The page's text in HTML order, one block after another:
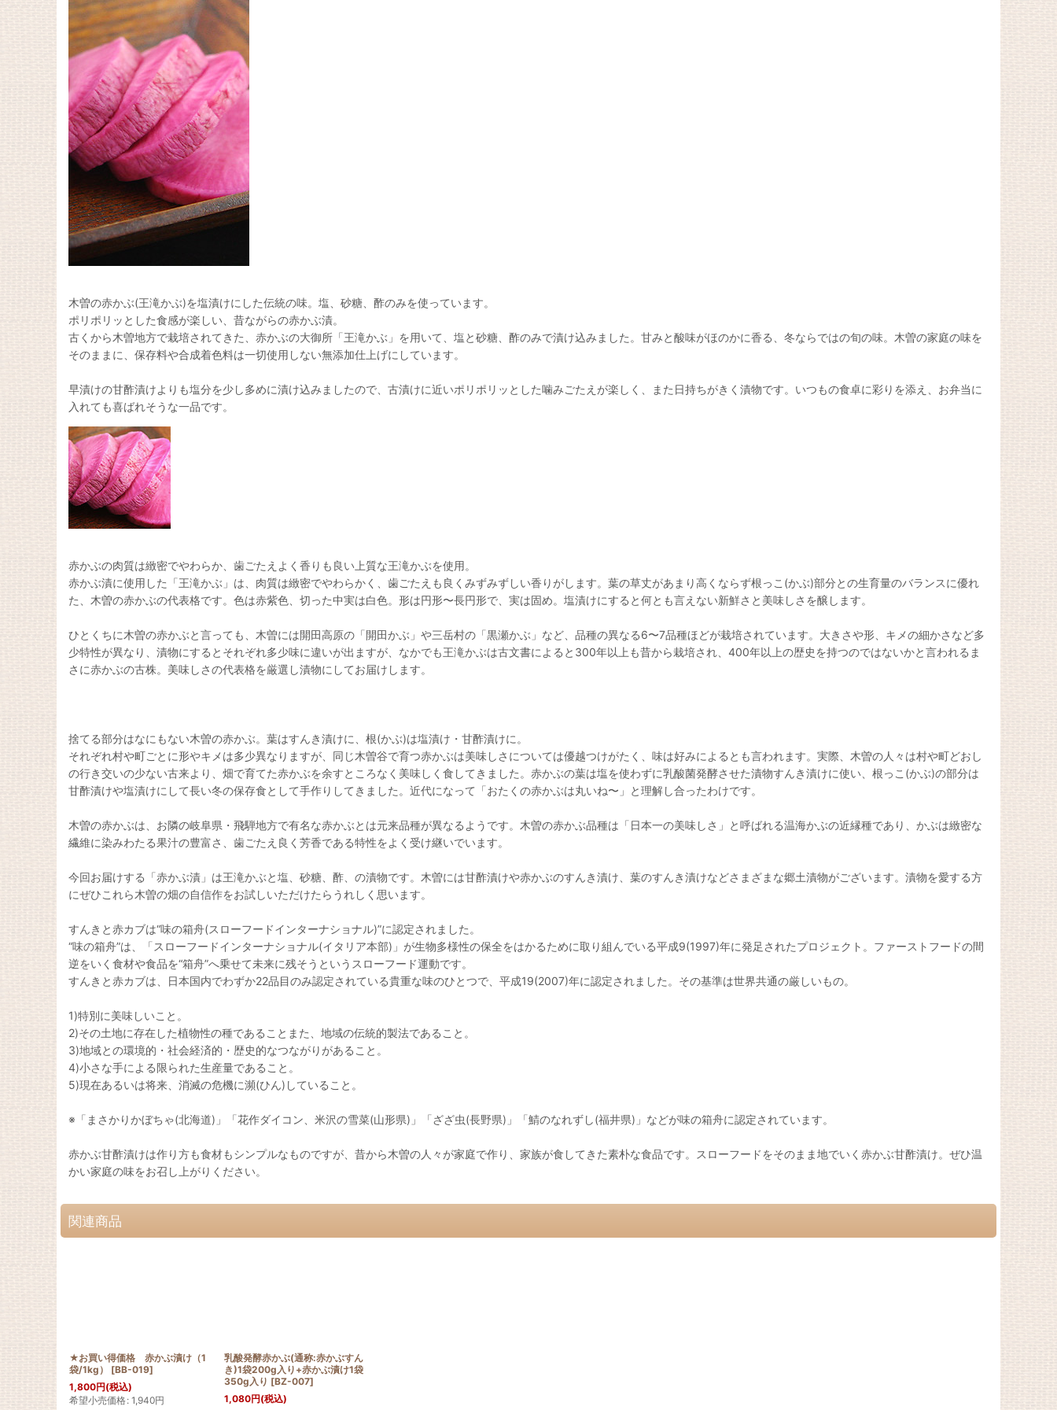
木曽の赤かぶ(王滝かぶ)を塩漬けにした伝統の味。塩、砂糖、酢のみを使っています。
ポリポリッとした食感が楽しい、昔ながらの赤かぶ漬。
古くから木曽地方で栽培されてきた、赤かぶの大御所「王滝かぶ」を用いて、塩と砂糖、酢のみで漬け込みました。甘みと酸味がほのかに香る、冬ならではの旬の味。木曽の家庭の味を
そのままに、保存料や合成着色料は一切使用しない無添加仕上げにしています。
早漬けの甘酢漬けよりも塩分を少し多めに漬け込みましたので、古漬けに近いポリポリッとした噛みごたえが楽しく、また日持ちがきく漬物です。いつもの食卓に彩りを添え、お弁当に
入れても喜ばれそうな一品です。
赤かぶの肉質は緻密でやわらか、歯ごたえよく香りも良い上質な王滝かぶを使用。
赤かぶ漬に使用した「王滝かぶ」は、肉質は緻密でやわらかく、歯ごたえも良くみずみずしい香りがします。葉の草丈があまり高くならず根っこ(かぶ)部分との生育量のバランスに優れ
た、木曽の赤かぶの代表格です。色は赤紫色、切った中実は白色。形は円形〜長円形で、実は固め。塩漬けにすると何とも言えない新鮮さと美味しさを醸します。
ひとくちに木曽の赤かぶと言っても、木曽には開田高原の「開田かぶ」や三岳村の「黒瀬かぶ」など、品種の異なる6〜7品種ほどが栽培されています。大きさや形、キメの細かさなど多
少特性が異なり、漬物にするとそれぞれ多少味に違いが出ますが、なかでも王滝かぶは古文書によると300年以上も昔から栽培され、400年以上の歴史を持つのではないかと言われるま
さに赤かぶの古株。美味しさの代表格を厳選し漬物にしてお届けします。
捨てる部分はなにもない木曽の赤かぶ。葉はすんき漬けに、根(かぶ)は塩漬け・甘酢漬けに。
それぞれ村や町ごとに形やキメは多少異なりますが、同じ木曽谷で育つ赤かぶは美味しさについては優越つけがたく、味は好みによるとも言われます。実際、木曽の人々は村や町どおし
の行き交いの少ない古来より、畑で育てた赤かぶを余すところなく美味しく食してきました。赤かぶの葉は塩を使わずに乳酸菌発酵させた漬物すんき漬けに使い、根っこ(かぶ)の部分は
甘酢漬けや塩漬けにして長い冬の保存食として手作りしてきました。近代になって「おたくの赤かぶは丸いね〜」と理解し合ったわけです。
木曽の赤かぶは、お隣の岐阜県・飛騨地方で有名な赤かぶとは元来品種が異なるようです。木曽の赤かぶ品種は「日本一の美味しさ」と呼ばれる温海かぶの近縁種であり、かぶは緻密な
繊維に染みわたる果汁の豊富さ、歯ごたえ良く芳香である特性をよく受け継いでいます。
今回お届けする「赤かぶ漬」は王滝かぶと塩、砂糖、酢、の漬物です。木曽には甘酢漬けや赤かぶのすんき漬け、葉のすんき漬けなどさまざまな郷土漬物がございます。漬物を愛する方
にぜひこれら木曽の畑の自信作をお試しいただけたらうれしく思います。
すんきと赤カブは“味の箱舟(スローフードインターナショナル)”に認定されました。
“味の箱舟”は、「スローフードインターナショナル(イタリア本部)」が生物多様性の保全をはかるために取り組んでいる平成9(1997)年に発足されたプロジェクト。ファーストフードの間
逆をいく食材や食品を“箱舟”へ乗せて未来に残そうというスローフード運動です。
すんきと赤カブは、日本国内でわずか22品目のみ認定されている貴重な味のひとつで、平成19(2007)年に認定されました。その基準は世界共通の厳しいもの。
1)特別に美味しいこと。
2)その土地に存在した植物性の種であることまた、地域の伝統的製法であること。
3)地域との環境的・社会経済的・歴史的なつながりがあること。
4)小さな手による限られた生産量であること。
5)現在あるいは将来、消滅の危機に瀕(ひん)していること。
※「まさかりかぼちゃ(北海道)」「花作ダイコン、米沢の雪菜(山形県)」「ざざ虫(長野県)」「鯖のなれずし(福井県)」などが味の箱舟に認定されています。
赤かぶ甘酢漬けは作り方も食材もシンプルなものですが、昔から木曽の人々が家庭で作り、家族が食してきた素朴な食品です。スローフードをそのまま地でいく赤かぶ甘酢漬け。ぜひ温
かい家庭の味をお召し上がりください。
関連商品
★お買い得価格 赤かぶ漬け（1
袋/1kg）
[BB-019]
1,800円(税込)
希望小売価格: 1,940円
乳酸発酵赤かぶ(通称:赤かぶすん
き)1袋200g入り+赤かぶ漬け1袋
350g入り [BZ-007]
1,080円(税込)